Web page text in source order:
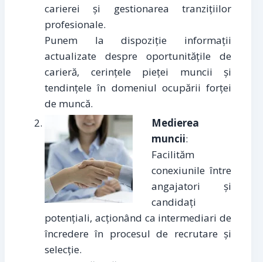
carierei și gestionarea tranzițiilor
profesionale.
Punem la dispoziție informații
actualizate despre oportunitățile de
carieră, cerințele pieței muncii și
tendințele în domeniul ocupării forței
de muncă.
Medierea
muncii:
Facilităm
conexiunile între
angajatori și
candidați
potențiali, acționând ca intermediari de
încredere în procesul de recrutare și
selecție.